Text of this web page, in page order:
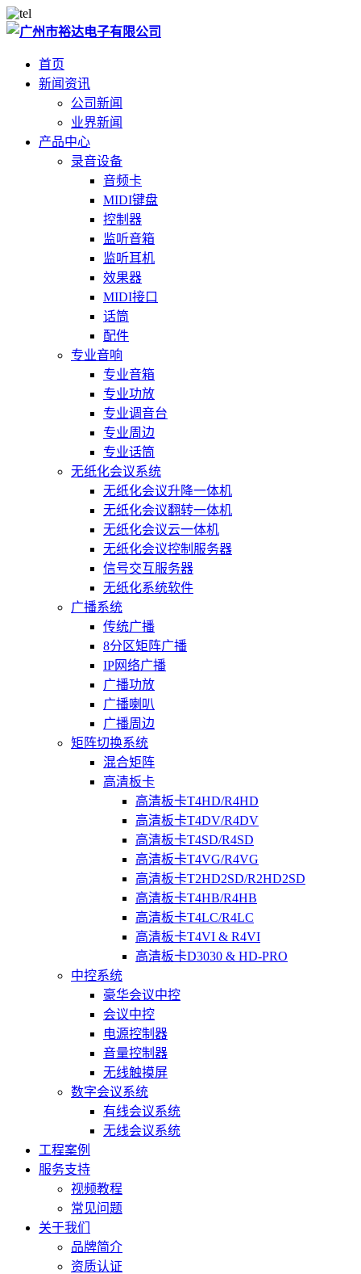
首页
新闻资讯
公司新闻
业界新闻
产品中心
录音设备
音频卡
MIDI键盘
控制器
监听音箱
监听耳机
效果器
MIDI接口
话筒
配件
专业音响
专业音箱
专业功放
专业调音台
专业周边
专业话筒
无纸化会议系统
无纸化会议升降一体机
无纸化会议翻转一体机
无纸化会议云一体机
无纸化会议控制服务器
信号交互服务器
无纸化系统软件
广播系统
传统广播
8分区矩阵广播
IP网络广播
广播功放
广播喇叭
广播周边
矩阵切换系统
混合矩阵
高清板卡
高清板卡T4HD/R4HD
高清板卡T4DV/R4DV
高清板卡T4SD/R4SD
高清板卡T4VG/R4VG
高清板卡T2HD2SD/R2HD2SD
高清板卡T4HB/R4HB
高清板卡T4LC/R4LC
高清板卡T4VI & R4VI
高清板卡D3030 & HD-PRO
中控系统
豪华会议中控
会议中控
电源控制器
音量控制器
无线触摸屏
数字会议系统
有线会议系统
无线会议系统
工程案例
服务支持
视频教程
常见问题
关于我们
品牌简介
资质认证